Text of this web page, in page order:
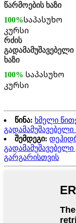
წარმოების ხაზი
100%Საპასუხო
კურსი
რძის
გადამამუშავებელი
ხაზი
100% Საპასუხო
კურსი
წინა: ხმელი
გადამამუშავებელი
შემდეგი:
გარგარისთვის